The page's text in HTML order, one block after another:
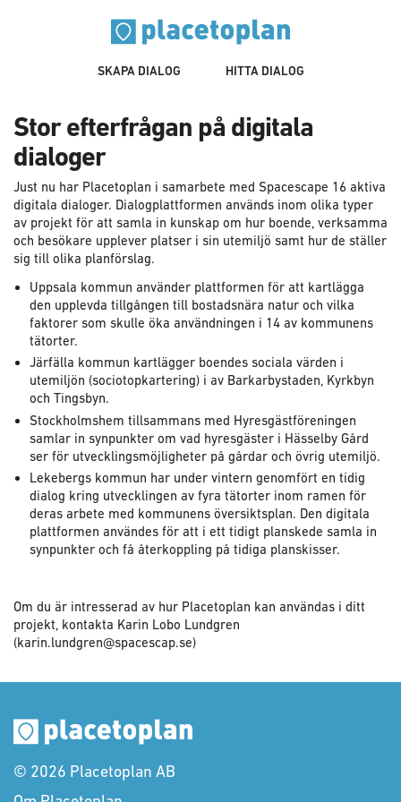
SKAPA DIALOG HITTA DIALOG
Stor efterfrågan på digitala
dialoger
Just nu har Placetoplan i samarbete med Spacescape 16 aktiva
digitala dialoger. Dialogplattformen används inom olika typer
av projekt för att samla in kunskap om hur boende, verksamma
och besökare upplever platser i sin utemiljö samt hur de ställer
sig till olika planförslag.
Uppsala kommun använder plattformen för att kartlägga
den upplevda tillgången till bostadsnära natur och vilka
faktorer som skulle öka användningen i 14 av kommunens
tätorter.
Järfälla kommun kartlägger boendes sociala värden i
utemiljön (sociotopkartering) i av Barkarbystaden, Kyrkbyn
och Tingsbyn.
Stockholmshem tillsammans med Hyresgästföreningen
samlar in synpunkter om vad hyresgäster i Hässelby Gård
ser för utvecklingsmöjligheter på gårdar och övrig utemiljö.
Lekebergs kommun har under vintern genomfört en tidig
dialog kring utvecklingen av fyra tätorter inom ramen för
deras arbete med kommunens översiktsplan. Den digitala
plattformen användes för att i ett tidigt planskede samla in
synpunkter och få återkoppling på tidiga planskisser.
Om du är intresserad av hur Placetoplan kan användas i ditt
projekt, kontakta Karin Lobo Lundgren
(karin.lundgren@spacescap.se)
© 2026 Placetoplan AB